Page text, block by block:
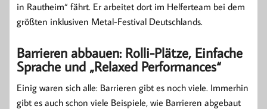
in Rautheim“ fährt. Er arbeitet dort im Helferteam bei dem
größten inklusiven Metal-Festival Deutschlands.
Barrieren abbauen: Rolli-Plätze, Einfache
Sprache und „Relaxed Performances“
Einig waren sich alle: Barrieren gibt es noch viele. Immerhin
gibt es auch schon viele Beispiele, wie Barrieren abgebaut